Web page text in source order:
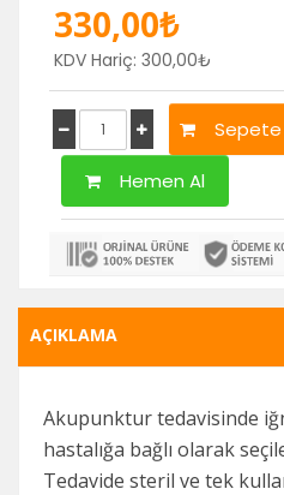
330,00₺
KDV Hariç: 300,00₺
Sepete
Hemen Al
AÇIKLAMA
Akupunktur tedavisinde
hastalığa bağlı olarak
Tedavide steril ve tek